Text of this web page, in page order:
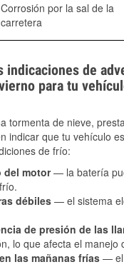
Corrosión por la sal de la
carretera
indicaciones de
para tu
tormenta de nieve,
indicar que tu vehículo
de frío:
del motor— la batería
débiles— el sistema
de presión de las
lo que afecta el manejo
las mañanas frías — el